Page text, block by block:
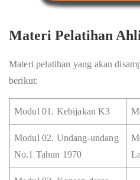
Materi Pelatihan
Materi pelatihan yang akan
berikut:
Modul 01. Kebijakan K3
Modul 02. Undang-undang
No.1 Tahun 1970